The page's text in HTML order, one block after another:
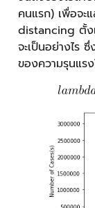
คนแรก) เพื่อจะ
distancing ตั้ง
จะเป็นอย่างไร
ของความรุนแร